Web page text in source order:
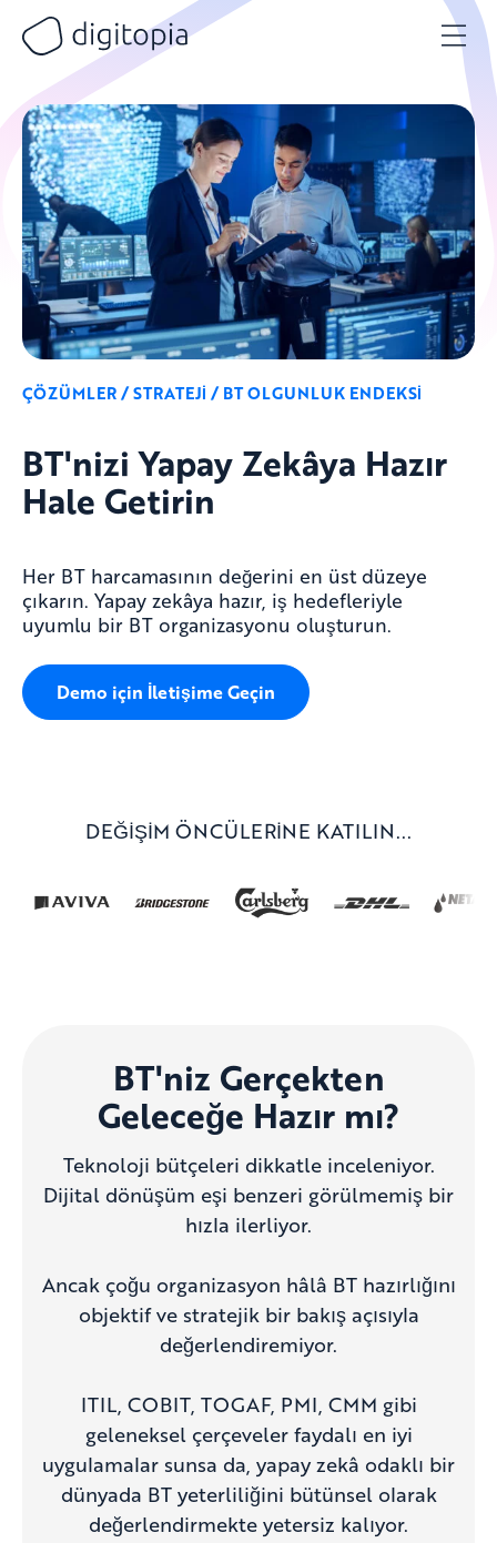
content
ÇÖZÜMLER / STRATEJİ / BT OLGUNLUK ENDEKSİ
BT'nizi Yapay Zekâya Hazır
Hale Getirin
Her BT harcamasının değerini en üst düzeye
çıkarın. Yapay zekâya hazır, iş hedefleriyle
uyumlu bir BT organizasyonu oluşturun.
Demo için İletişime Geçin
DEĞİŞİM ÖNCÜLERİNE KATILIN...
BT'niz Gerçekten
Geleceğe Hazır mı?
Teknoloji bütçeleri dikkatle inceleniyor.
Dijital dönüşüm eşi benzeri görülmemiş bir
hızla ilerliyor.
Ancak çoğu organizasyon hâlâ BT hazırlığını
objektif ve stratejik bir bakış açısıyla
değerlendiremiyor.
ITIL, COBIT, TOGAF, PMI, CMM gibi
geleneksel çerçeveler faydalı en iyi
uygulamalar sunsa da, yapay zekâ odaklı bir
dünyada BT yeterliliğini bütünsel olarak
değerlendirmekte yetersiz kalıyor.